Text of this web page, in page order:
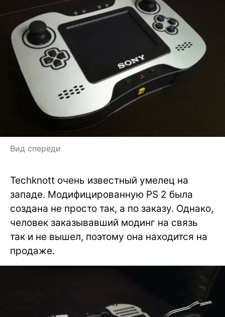
Вид спереди
Techknott очень известный умелец на
западе. Модифицированную PS 2 была
создана не просто так, а по заказу. Однако,
человек заказывавший модинг на связь
так и не вышел, поэтому она находится на
продаже.